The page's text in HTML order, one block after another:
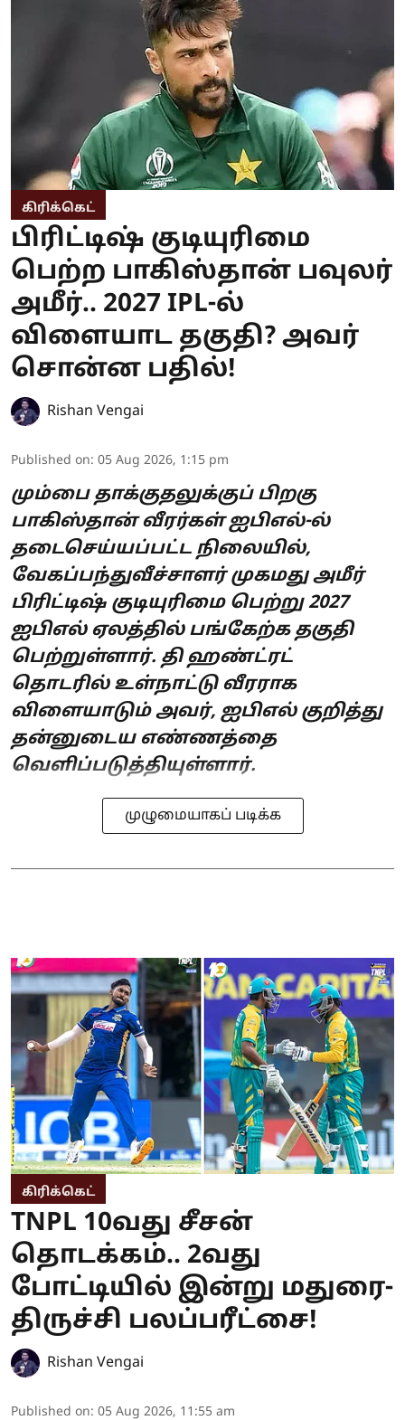
கிரிக்கெட்
பிரிட்டிஷ் குடியுரிமை
பெற்ற பாகிஸ்தான் பவுலர்
அமீர்.. 2027 IPL-ல்
விளையாட தகுதி? அவர்
சொன்ன பதில்!
Rishan Vengai
Published on: 05 Aug 2026, 1:15 pm
மும்பை தாக்குதலுக்குப் பிறகு
பாகிஸ்தான் வீரர்கள் ஐபிஎல்-ல்
தடைசெய்யப்பட்ட நிலையில்,
வேகப்பந்துவீச்சாளர் முகமது அமீர்
பிரிட்டிஷ் குடியுரிமை பெற்று 2027
ஐபிஎல் ஏலத்தில் பங்கேற்க தகுதி
பெற்றுள்ளார். தி ஹண்ட்ரட்
தொடரில் உள்நாட்டு வீரராக
விளையாடும் அவர், ஐபிஎல் குறித்து
தன்னுடைய எண்ணத்தை
வெளிப்படுத்தியுள்ளார்.
முழுமையாகப் படிக்க
கிரிக்கெட்
TNPL 10வது சீசன்
தொடக்கம்.. 2வது
போட்டியில் இன்று மதுரை-
திருச்சி பலப்பரீட்சை!
Rishan Vengai
Published on: 05 Aug 2026, 11:55 am